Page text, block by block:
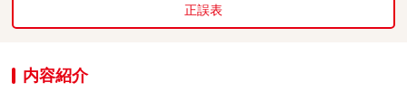
正誤表
内容紹介